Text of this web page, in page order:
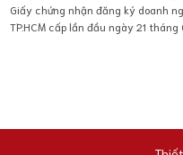
Giấy chứng nhận đăng ký doanh
TP.HCM cấp lần đầu ngày 21